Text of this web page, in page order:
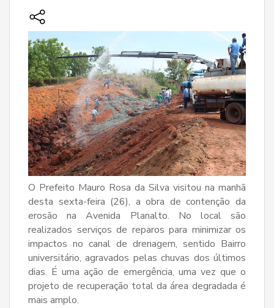
O Prefeito Mauro Rosa da Silva visitou na manhã
desta sexta-feira (26), a obra de contenção da
erosão na Avenida Planalto. No local são
realizados serviços de reparos para minimizar os
impactos no canal de drenagem, sentido Bairro
universitário, agravados pelas chuvas dos últimos
dias. É uma ação de emergência, uma vez que o
projeto de recuperação total da área degradada é
mais amplo.